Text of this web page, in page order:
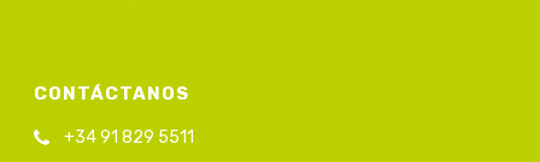
CONTÁCTANOS
+34 91 829 5511